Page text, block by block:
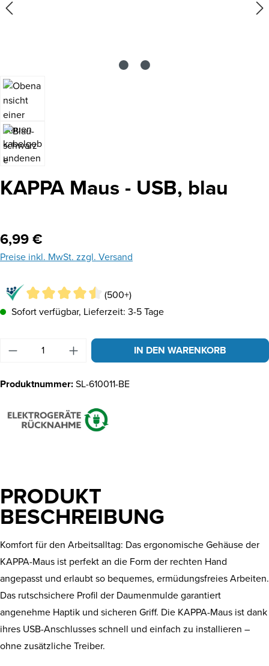
KAPPA Maus - USB, blau
Regulärer Preis:
6,99 €
Preise inkl. MwSt. zzgl. Versand
(500+)
Sofort verfügbar, Lieferzeit: 3-5 Tage
Produkt Anzahl: Gib den gewünschten Wert
IN DEN WARENKORB
Produktnummer:SL-610011-BE
PRODUKT
BESCHREIBUNG
Komfort für den Arbeitsalltag: Das ergonomische Gehäuse der
KAPPA-Maus ist perfekt an die Form der rechten Hand
angepasst und erlaubt so bequemes, ermüdungsfreies Arbeiten.
Das rutschsichere Profil der Daumenmulde garantiert
angenehme Haptik und sicheren Griff. Die KAPPA-Maus ist dank
ihres USB-Anschlusses schnell und einfach zu installieren –
ohne zusätzliche Treiber.